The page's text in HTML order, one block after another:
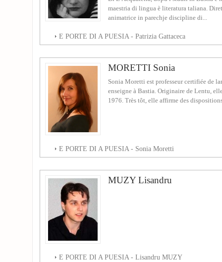
maestria di lingua è literatura taliana.
animatrice in parechje discipline di...
E PORTE DI A PUESIA - Patrizia Gattaceca
MORETTI Sonia
Sonia Moretti est professeur certifiée de
enseigne à Bastia. Originaire de Lentu,
1976. Très tôt, elle affirme des
E PORTE DI A PUESIA - Sonia Moretti
MUZY Lisandru
E PORTE DI A PUESIA - Lisandru MUZY